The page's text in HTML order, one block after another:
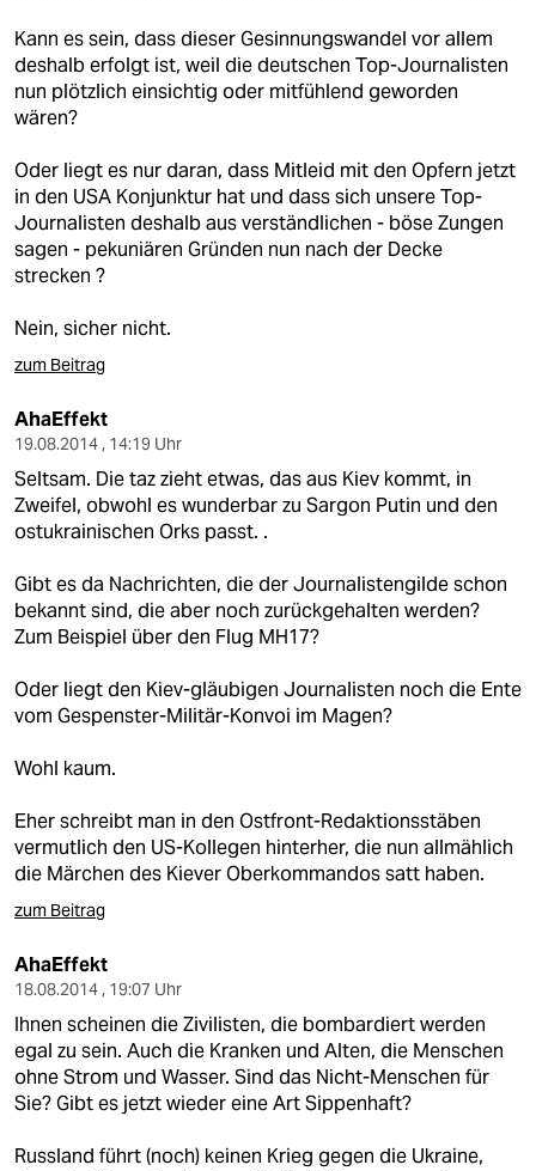
Kann es sein, dass dieser Gesinnungswandel vor allem
deshalb erfolgt ist, weil die deutschen Top-Journalisten
nun plötzlich einsichtig oder mitfühlend geworden
wären?
Oder liegt es nur daran, dass Mitleid mit den Opfern jetzt
in den USA Konjunktur hat und dass sich unsere Top-
Journalisten deshalb aus verständlichen - böse Zungen
sagen - pekuniären Gründen nun nach der Decke
strecken ?
Nein, sicher nicht.
zum Beitrag
AhaEffekt
19.08.2014 , 14:19 Uhr
Seltsam. Die taz zieht etwas, das aus Kiev kommt, in
Zweifel, obwohl es wunderbar zu Sargon Putin und den
ostukrainischen Orks passt. .
Gibt es da Nachrichten, die der Journalistengilde schon
bekannt sind, die aber noch zurückgehalten werden?
Zum Beispiel über den Flug MH17?
Oder liegt den Kiev-gläubigen Journalisten noch die Ente
vom Gespenster-Militär-Konvoi im Magen?
Wohl kaum.
Eher schreibt man in den Ostfront-Redaktionsstäben
vermutlich den US-Kollegen hinterher, die nun allmählich
die Märchen des Kiever Oberkommandos satt haben.
zum Beitrag
AhaEffekt
18.08.2014 , 19:07 Uhr
Ihnen scheinen die Zivilisten, die bombardiert werden
egal zu sein. Auch die Kranken und Alten, die Menschen
ohne Strom und Wasser. Sind das Nicht-Menschen für
Sie? Gibt es jetzt wieder eine Art Sippenhaft?
Russland führt (noch) keinen Krieg gegen die Ukraine,